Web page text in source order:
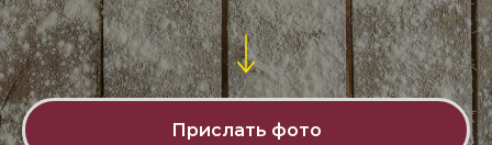
Прислать фото